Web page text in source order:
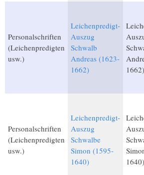
Personalschriften
(Leichenpredigten
usw.)
Leichenpredigt-
Auszug
Schwalb
Andreas (1623-
1662)
1662)
Personalschriften
(Leichenpredigten
usw.)
Leichenpredigt-
Auszug
Schwalbe
Simon (1595-
1640)
1640)